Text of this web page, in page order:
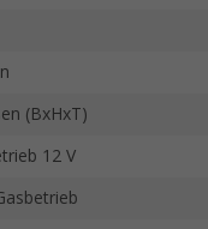
(BxHxT)
12 V